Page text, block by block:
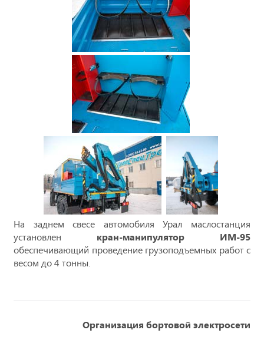
На заднем свесе автомобиля Урал маслостанция
установлен кран-манипулятор ИМ-95
обеспечивающий проведение грузоподъемных работ с
весом до 4 тонны.
Организация бортовой электросети